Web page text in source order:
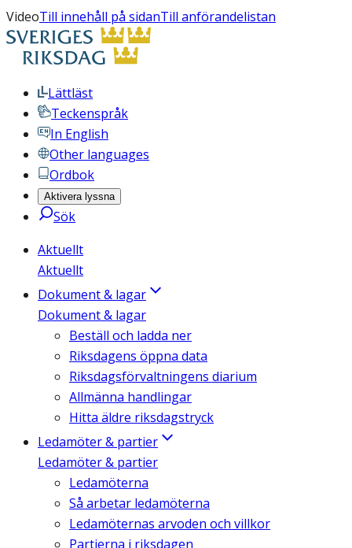
VideoTill innehåll på sidanTill anförandelistan
Lättläst
Teckenspråk
In English
Other languages
Ordbok
Aktivera lyssna
Sök
Aktuellt
Aktuellt
Dokument & lagar
Dokument & lagar
Beställ och ladda ner
Riksdagens öppna data
Riksdagsförvaltningens diarium
Allmänna handlingar
Hitta äldre riksdagstryck
Ledamöter & partier
Ledamöter & partier
Ledamöterna
Så arbetar ledamöterna
Ledamöternas arvoden och villkor
Partierna i riksdagen